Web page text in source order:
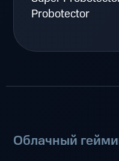
Probotector
Облачный